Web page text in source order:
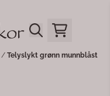
/ Telyslykt grønn munnblåst